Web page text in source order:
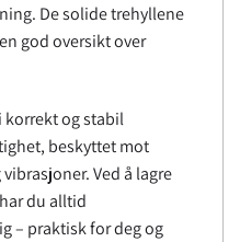
De solide trehyllene
god oversikt over
korrekt og stabil
beskyttet mot
Ved å lagre
du alltid
– praktisk for deg og